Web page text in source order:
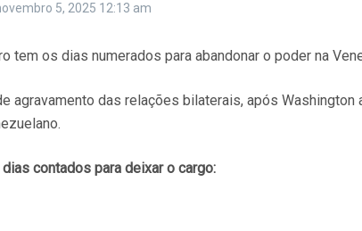
5, 2025 12:13 am
tem os dias numerados para abandonar o poder na
das relações bilaterais, após Washington
contados para deixar o cargo: